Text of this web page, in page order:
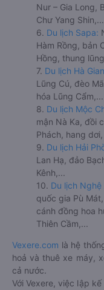
Nur – Gia Long,
Chư Yang Shin,...
6. Du lịch Sapa:
Hàm Rồng, bản
Hồng, thung
7. Du lịch Hà
Lũng Cú, đèo
hóa Lũng Cẩm,...
8. Du lịch Mộc
mận Nà Ka, đồi
Phách, hang
9. Du lịch Hải
Lan Hạ, đảo
Kênh,...
10. Du lịch Nghệ
quốc gia Pù
cánh đồng hoa
Thiên Cầm,...
Vexere.com là hệ
hoả và thuê xe máy,
cả nước.
Với Vexere, việc lập